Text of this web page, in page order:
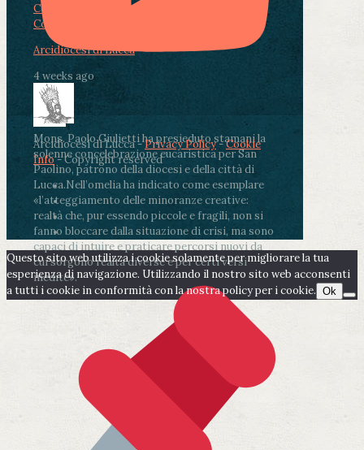
Condividi su Facebook
Condividi su LinkedIn
Arcidiocesi di Lucca
4 weeks ago
Mons. Paolo Giulietti ha presieduto stamani la
solenne concelebrazione eucaristica per San
Paolino, patrono della diocesi e della città di
Lucca.Nell’omelia ha indicato come esemplare
«l’atteggiamento delle minoranze creative:
realtà che, pur essendo piccole e fragili, non si
fanno bloccare dalla situazione di crisi, ma sono
capaci di intuire e praticare percorsi nuovi da
cui sorgono realtà diverse e per certi versi
inedite».
Arcidiocesi di Lucca -Privacy Policy-Cookie
Info- Copyright reserved
Questo sito web utilizza i cookie solamente per migliorare la tua
esperienza di navigazione. Utilizzando il nostro sito web acconsenti
a tutti i cookie in conformità con la nostra policy per i cookie. Ok